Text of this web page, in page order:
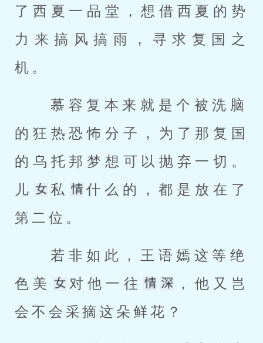
了西夏一品堂，想借西夏的势
力来搞风搞雨，寻求复国之
机。
的狂热恐怖分子，为了那复国
的乌托邦梦想可以抛弃一切。
儿
私
什么的，都是放在了
第二位。
色美
对他一往
，他又岂
会不会采摘这朵鲜花？